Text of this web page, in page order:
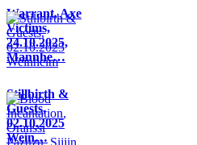
Warrant, Axe
Victims,
24.10.2025,
Mannhe…
Stillbirth &
Guests,
02.10.2025
Wein…